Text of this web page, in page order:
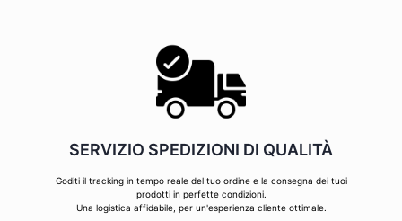
SERVIZIO SPEDIZIONI DI QUALITÀ
Goditi il tracking in tempo reale del tuo ordine e la consegna dei tuoi
prodotti in perfette condizioni.
Una logistica affidabile, per un'esperienza cliente ottimale.